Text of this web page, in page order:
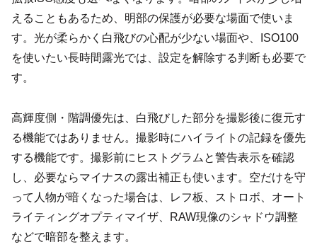
えることもあるため、明部の保護が必要な場面で使いま
す。光が柔らかく白飛びの心配が少ない場面や、ISO100
を使いたい長時間露光では、設定を解除する判断も必要で
す。
高輝度側・階調優先は、白飛びした部分を撮影後に復元す
る機能ではありません。撮影時にハイライトの記録を優先
する機能です。撮影前にヒストグラムと警告表示を確認
し、必要ならマイナスの露出補正も使います。空だけを守
って人物が暗くなった場合は、レフ板、ストロボ、オート
ライティングオプティマイザ、RAW現像のシャドウ調整
などで暗部を整えます。